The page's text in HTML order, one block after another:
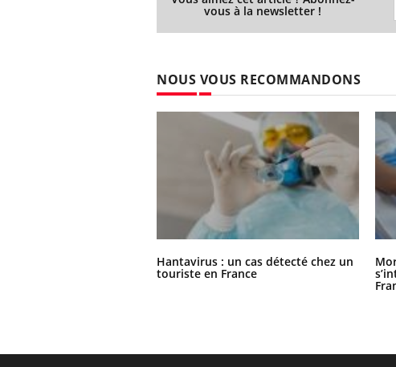
vous à la newsletter !
NOUS VOUS RECOMMANDONS
Hantavirus : un cas détecté chez un
touriste en France